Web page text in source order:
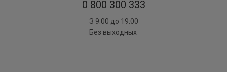
0 800 300 333
З 9:00 до 19:00
Без выходных